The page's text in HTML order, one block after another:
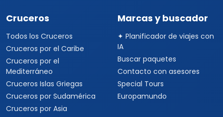
Viajes a Asia
Viajes a China
Viajes a Corea del Sur
Viajes a Tailandia
Viajes a India
Cruceros
Todos los Cruceros
Marcas y buscador